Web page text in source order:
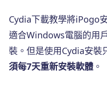
Cydia下載教學將iPogo
適合Windows電腦的用
裝。但是使用Cydia安裝
須每7天重新安裝軟體 。